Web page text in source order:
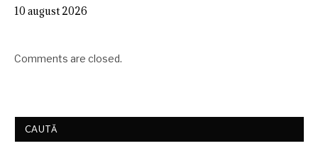
10 august 2026
Comments are closed.
CAUTĂ